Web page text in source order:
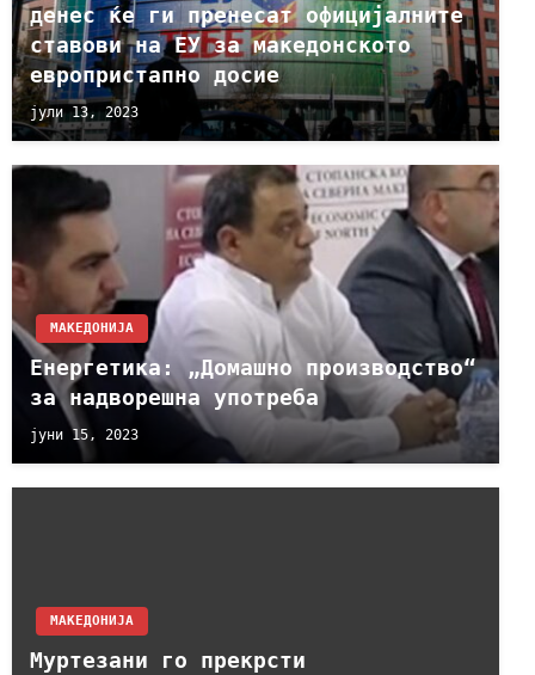
денес ќе ги пренесат официјалните
ставови на ЕУ за македонското
европристапно досие
јули 13, 2023
МАКЕДОНИЈА
Енергетика: „Домашно производство“
за надворешна употреба
јуни 15, 2023
МАКЕДОНИЈА
Муртезани го прекрсти